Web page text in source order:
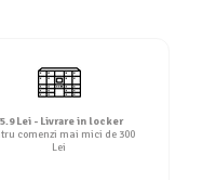
Lei - Livrare in locker
comenzi mai mici de 300
Lei